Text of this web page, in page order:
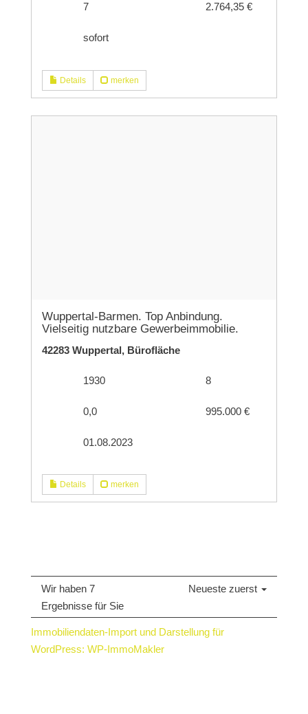
7 2.764,35 €
sofort
Details merken
Wuppertal-Barmen. Top Anbindung.
Vielseitig nutzbare Gewerbeimmobilie.
42283 Wuppertal, Bürofläche
1930 8
0,0 995.000 €
01.08.2023
Details merken
Wir haben 7
Ergebnisse für Sie
Neueste zuerst
Immobiliendaten-Import und Darstellung für
WordPress: WP-ImmoMakler